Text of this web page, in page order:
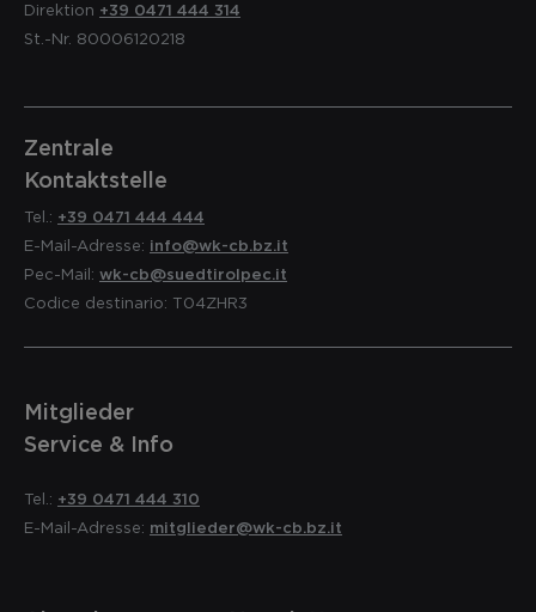
Direktion +39 0471 444 314
St.-Nr. 80006120218
Zentrale
Kontaktstelle
Tel.: +39 0471 444 444
E-Mail-Adresse: info@wk-cb.bz.it
Pec-Mail: wk-cb@suedtirolpec.it
Codice destinario: T04ZHR3
Mitglieder
Service & Info
Tel.: +39 0471 444 310
E-Mail-Adresse: mitglieder@wk-cb.bz.it